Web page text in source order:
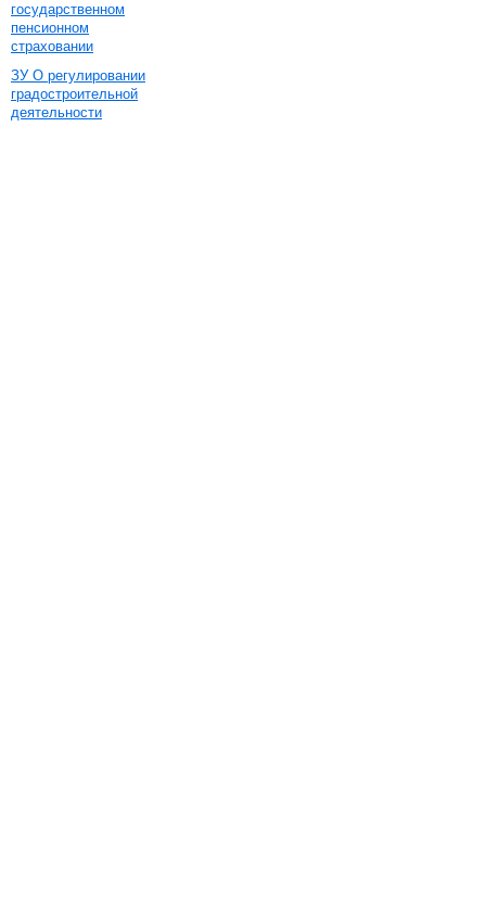
государственном
пенсионном
страховании
ЗУ О регулировании
градостроительной
деятельности